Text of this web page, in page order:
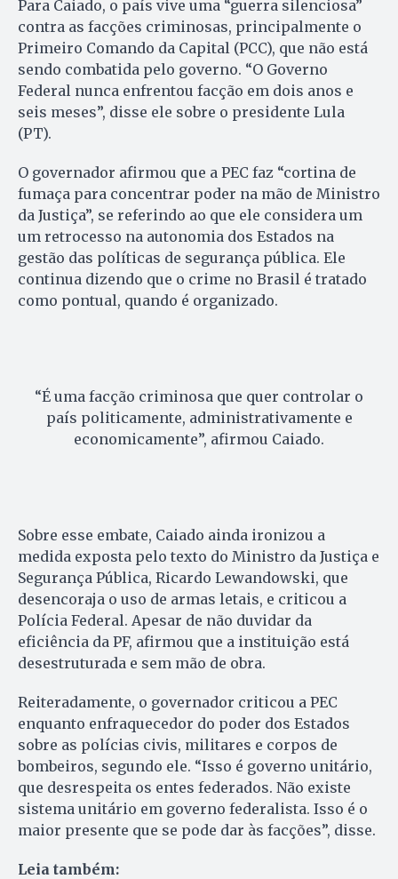
Para Caiado, o país vive uma “guerra silenciosa”
contra as facções criminosas, principalmente o
Primeiro Comando da Capital (PCC), que não está
sendo combatida pelo governo. “O Governo
Federal nunca enfrentou facção em dois anos e
seis meses”, disse ele sobre o presidente Lula
(PT).
O governador afirmou que a PEC faz “cortina de
fumaça para concentrar poder na mão de Ministro
da Justiça”, se referindo ao que ele considera um
um retrocesso na autonomia dos Estados na
gestão das políticas de segurança pública. Ele
continua dizendo que o crime no Brasil é tratado
como pontual, quando é organizado.
“É uma facção criminosa que quer controlar o
país politicamente, administrativamente e
economicamente”, afirmou Caiado.
Sobre esse embate, Caiado ainda ironizou a
medida exposta pelo texto do Ministro da Justiça e
Segurança Pública, Ricardo Lewandowski, que
desencoraja o uso de armas letais, e criticou a
Polícia Federal. Apesar de não duvidar da
eficiência da PF, afirmou que a instituição está
desestruturada e sem mão de obra.
Reiteradamente, o governador criticou a PEC
enquanto enfraquecedor do poder dos Estados
sobre as polícias civis, militares e corpos de
bombeiros, segundo ele. “Isso é governo unitário,
que desrespeita os entes federados. Não existe
sistema unitário em governo federalista. Isso é o
maior presente que se pode dar às facções”, disse.
Leia também: